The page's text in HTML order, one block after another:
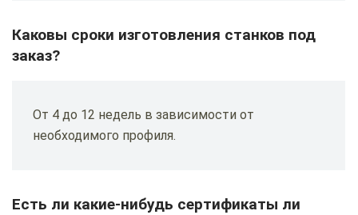
Каковы сроки изготовления станков под
заказ?
От 4 до 12 недель в зависимости от
необходимого профиля.
Есть ли какие-нибудь сертификаты ли